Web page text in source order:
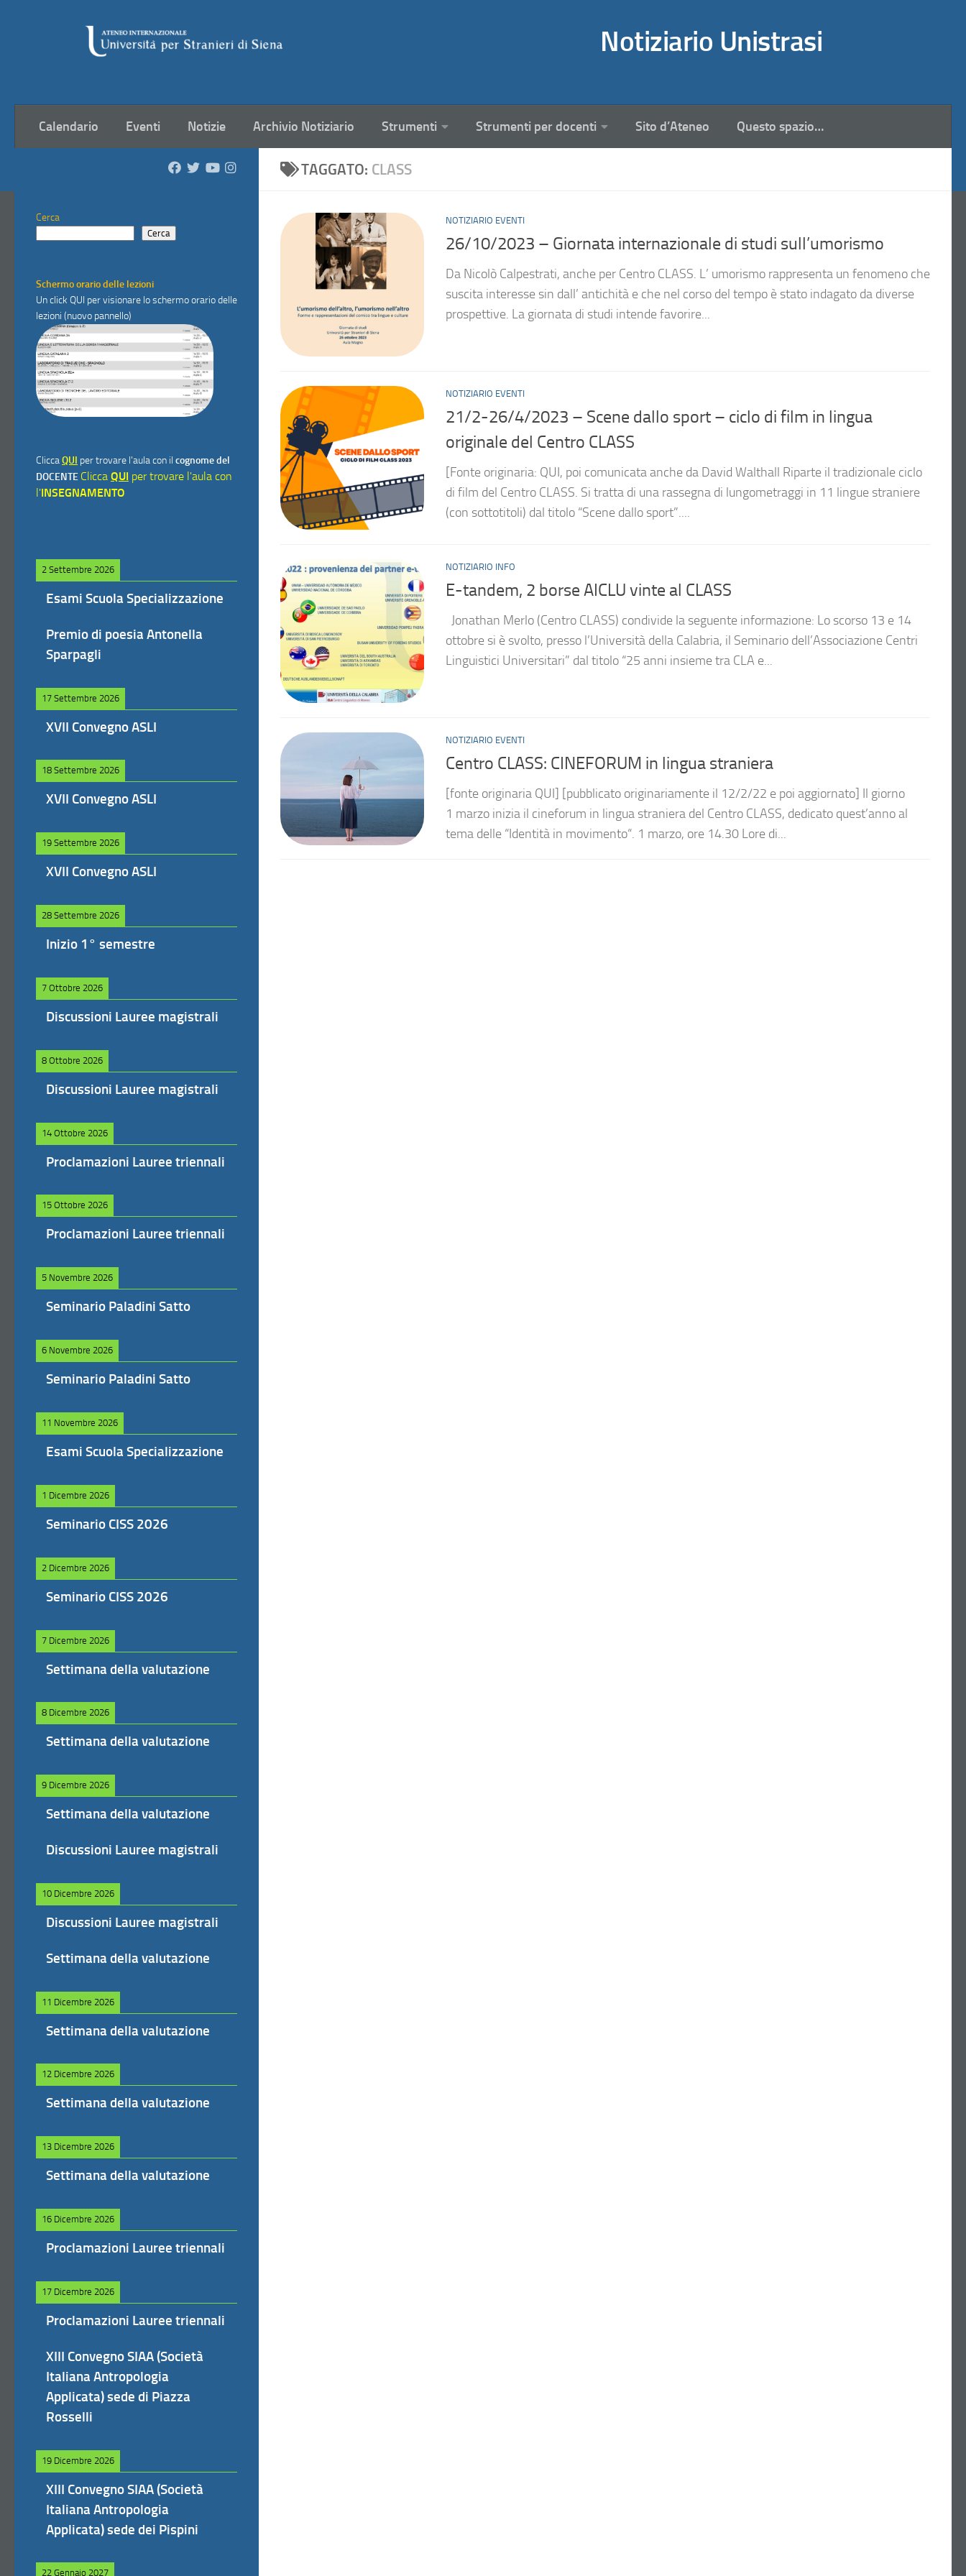
Notiziario Unistrasi
Calendario Eventi Notizie Archivio Notiziario Strumenti Strumenti per docenti Sito d’Ateneo Questo spazio…
TAGGATO: CLASS
NOTIZIARIO EVENTI
26/10/2023 – Giornata internazionale di studi sull’umorismo
Da Nicolò Calpestrati, anche per Centro CLASS. L’ umorismo rappresenta un fenomeno che
suscita interesse sin dall’ antichità e che nel corso del tempo è stato indagato da diverse
prospettive. La giornata di studi intende favorire...
NOTIZIARIO EVENTI
21/2-26/4/2023 – Scene dallo sport – ciclo di film in lingua
originale del Centro CLASS
[Fonte originaria: QUI, poi comunicata anche da David Walthall Riparte il tradizionale ciclo
di film del Centro CLASS. Si tratta di una rassegna di lungometraggi in 11 lingue straniere
(con sottotitoli) dal titolo “Scene dallo sport”....
NOTIZIARIO INFO
E-tandem, 2 borse AICLU vinte al CLASS
Jonathan Merlo (Centro CLASS) condivide la seguente informazione: Lo scorso 13 e 14
ottobre si è svolto, presso l’Università della Calabria, il Seminario dell’Associazione Centri
Linguistici Universitari” dal titolo “25 anni insieme tra CLA e...
NOTIZIARIO EVENTI
Centro CLASS: CINEFORUM in lingua straniera
[fonte originaria QUI] [pubblicato originariamente il 12/2/22 e poi aggiornato] Il giorno
1 marzo inizia il cineforum in lingua straniera del Centro CLASS, dedicato quest’anno al
tema delle “Identità in movimento“. 1 marzo, ore 14.30 Lore di...
Cerca
Cerca
Schermo orario delle lezioni
Un click QUI per visionare lo schermo orario delle
lezioni (nuovo pannello)
CliccaQUI per trovare l'aula con il cognome del
DOCENTE Clicca QUI per trovare l'aula con
l'INSEGNAMENTO
2 Settembre 2026
Esami Scuola Specializzazione
Premio di poesia Antonella
Sparpagli
17 Settembre 2026
XVII Convegno ASLI
18 Settembre 2026
XVII Convegno ASLI
19 Settembre 2026
XVII Convegno ASLI
28 Settembre 2026
Inizio 1° semestre
7 Ottobre 2026
Discussioni Lauree magistrali
8 Ottobre 2026
Discussioni Lauree magistrali
14 Ottobre 2026
Proclamazioni Lauree triennali
15 Ottobre 2026
Proclamazioni Lauree triennali
5 Novembre 2026
Seminario Paladini Satto
6 Novembre 2026
Seminario Paladini Satto
11 Novembre 2026
Esami Scuola Specializzazione
1 Dicembre 2026
Seminario CISS 2026
2 Dicembre 2026
Seminario CISS 2026
7 Dicembre 2026
Settimana della valutazione
8 Dicembre 2026
Settimana della valutazione
9 Dicembre 2026
Settimana della valutazione
Discussioni Lauree magistrali
10 Dicembre 2026
Discussioni Lauree magistrali
Settimana della valutazione
11 Dicembre 2026
Settimana della valutazione
12 Dicembre 2026
Settimana della valutazione
13 Dicembre 2026
Settimana della valutazione
16 Dicembre 2026
Proclamazioni Lauree triennali
17 Dicembre 2026
Proclamazioni Lauree triennali
XIII Convegno SIAA (Società
Italiana Antropologia
Applicata) sede di Piazza
Rosselli
19 Dicembre 2026
XIII Convegno SIAA (Società
Italiana Antropologia
Applicata) sede dei Pispini
22 Gennaio 2027